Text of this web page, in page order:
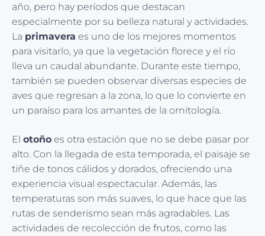
año, pero hay períodos que destacan
especialmente por su belleza natural y actividades.
La primavera es uno de los mejores momentos
para visitarlo, ya que la vegetación florece y el río
lleva un caudal abundante. Durante este tiempo,
también se pueden observar diversas especies de
aves que regresan a la zona, lo que lo convierte en
un paraíso para los amantes de la ornitología.
El otoño es otra estación que no se debe pasar por
alto. Con la llegada de esta temporada, el paisaje se
tiñe de tonos cálidos y dorados, ofreciendo una
experiencia visual espectacular. Además, las
temperaturas son más suaves, lo que hace que las
rutas de senderismo sean más agradables. Las
actividades de recolección de frutos, como las